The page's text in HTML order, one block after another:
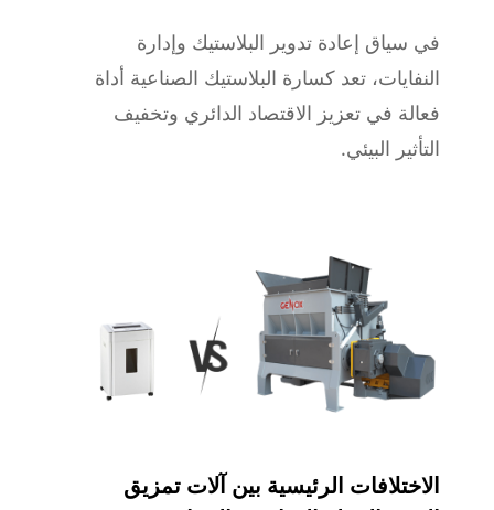
في سياق إعادة تدوير البلاستيك وإدارة
النفايات، تعد كسارة البلاستيك الصناعية أداة
فعالة في تعزيز الاقتصاد الدائري وتخفيف
التأثير البيئي.
الاختلافات الرئيسية بين آلات تمزيق